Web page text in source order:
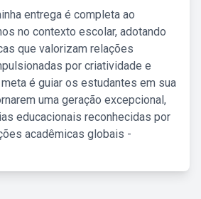
entrega é completa ao
no contexto escolar, adotando
que valorizam relações
por criatividade e
é guiar os estudantes em sua
uma geração excepcional,
educacionais reconhecidas por
acadêmicas globais -